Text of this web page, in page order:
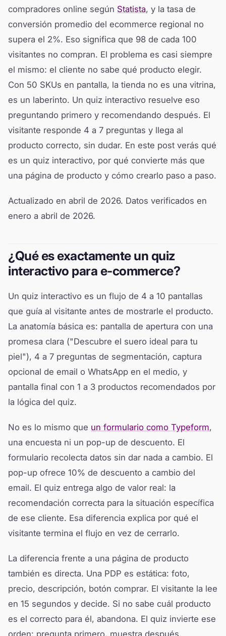
compradores online según Statista, y la tasa de
conversión promedio del ecommerce regional no
supera el 2%. Eso significa que 98 de cada 100
visitantes no compran. El problema es casi siempre
el mismo: el cliente no sabe qué producto elegir.
Con 50 SKUs en pantalla, la tienda no es una vitrina,
es un laberinto. Un quiz interactivo resuelve eso
preguntando primero y recomendando después. El
visitante responde 4 a 7 preguntas y llega al
producto correcto, sin dudar. En este post verás qué
es un quiz interactivo, por qué convierte más que
una página de producto y cómo crearlo paso a paso.
Actualizado en abril de 2026. Datos verificados en
enero a abril de 2026.
¿Qué es exactamente un quiz
interactivo para e-commerce?
Un quiz interactivo es un flujo de 4 a 10 pantallas
que guía al visitante antes de mostrarle el producto.
La anatomía básica es: pantalla de apertura con una
promesa clara ("Descubre el suero ideal para tu
piel"), 4 a 7 preguntas de segmentación, captura
opcional de email o WhatsApp en el medio, y
pantalla final con 1 a 3 productos recomendados por
la lógica del quiz.
No es lo mismo que un formulario como Typeform,
una encuesta ni un pop-up de descuento. El
formulario recolecta datos sin dar nada a cambio. El
pop-up ofrece 10% de descuento a cambio del
email. El quiz entrega algo de valor real: la
recomendación correcta para la situación específica
de ese cliente. Esa diferencia explica por qué el
visitante termina el flujo en vez de cerrarlo.
La diferencia frente a una página de producto
también es directa. Una PDP es estática: foto,
precio, descripción, botón comprar. El visitante la lee
en 15 segundos y decide. Si no sabe cuál producto
es el correcto para él, abandona. El quiz invierte ese